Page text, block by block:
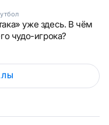
уже здесь. В чём
чудо-игрока?